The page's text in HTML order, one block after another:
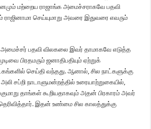
மற்றைய ராஜாங்க அமைச்சராகவே பதவி
ராஜினாமா செய்யுமாறு அவரை இதுவரை எவரும்
பதவி விலகலை இவர் தாமாகவே எடுத்த
பிரதமரும் ஜனாதிபதியும் ஏற்றுக்
செய்தி வந்தது. ஆனால், சில நாட்களுக்கு
சப்றி நாடாளுமன்றத்தில் உரையாற்றுகையில்,
தாங்கள் கூறியதாகவும் அதன் பிரகாரம் அவர்
இதன் உண்மை சில காலத்துக்கு